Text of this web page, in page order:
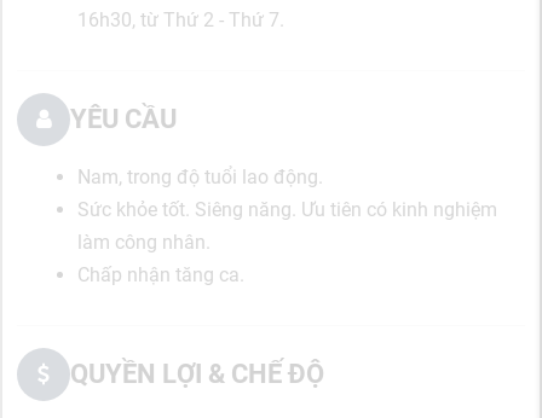
16h30, từ Thứ 2 - Thứ 7.
YÊU CẦU
Nam, trong độ tuổi lao động.
Sức khỏe tốt. Siêng năng. Ưu tiên có kinh nghiệm
làm công nhân.
Chấp nhận tăng ca.
QUYỀN LỢI & CHẾ ĐỘ